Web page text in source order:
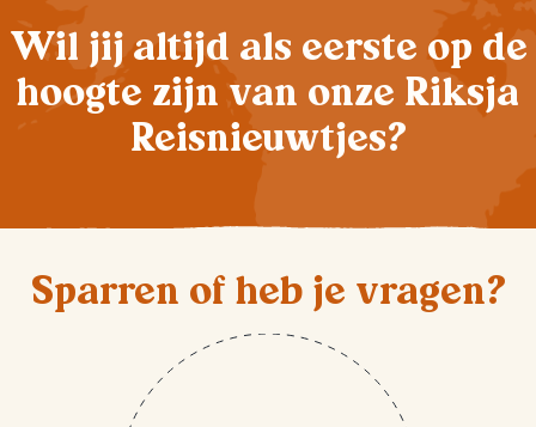
Wil jij altijd als eerste op de
hoogte zijn van onze Riksja
Reisnieuwtjes?
Sparren of heb je vragen?